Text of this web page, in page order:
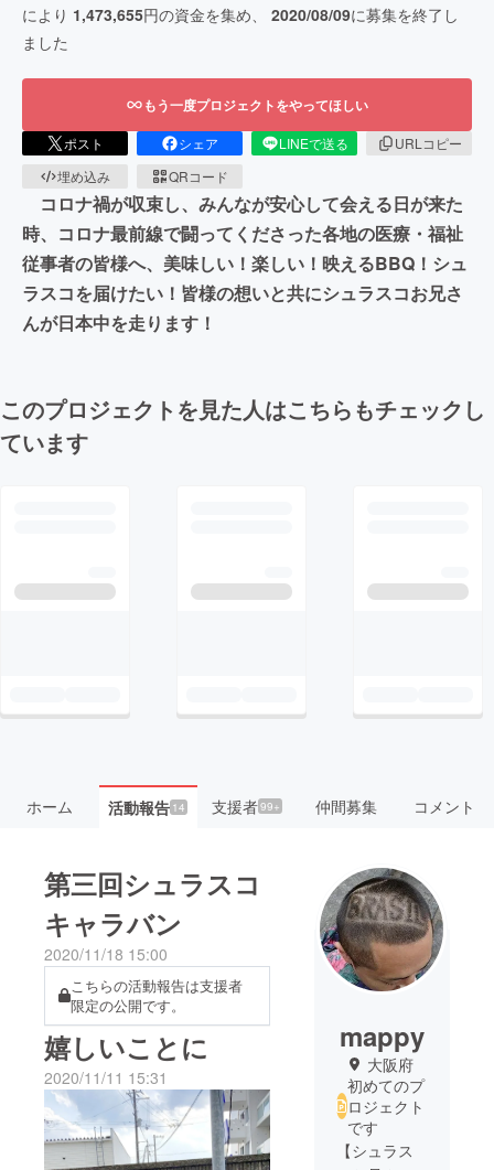
により 1,473,655円の資金を集め、 2020/08/09に募集を終了し
ました
もう一度プロジェクトをやってほしい
ポスト シェア LINEで送る
URLコピー
埋め込み
QRコード
コロナ禍が収束し、みんなが安心して会える日が来た
時、コロナ最前線で闘ってくださった各地の医療・福祉
従事者の皆様へ、美味しい！楽しい！映えるBBQ！シュ
ラスコを届けたい！皆様の想いと共にシュラスコお兄さ
んが日本中を走ります！
このプロジェクトを見た人はこちらもチェックし
ています
ホーム 活動報告14 支援者99+ 仲間募集 コメント
第三回シュラスコ
キャラバン
2020/11/18 15:00
こちらの活動報告は支援者
限定の公開です。
嬉しいことに
2020/11/11 15:31
mappy
大阪府
初めてのプ
ロジェクト
です
【シュラス